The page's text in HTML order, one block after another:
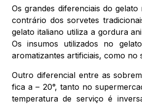
Os grandes diferenciais do
contrário dos sorvetes
gelato italiano utiliza a gordura
Os insumos utilizados no
aromatizantes artificiais, como no
Outro diferencial entre as
fica a – 20°, tanto no
temperatura de serviço é